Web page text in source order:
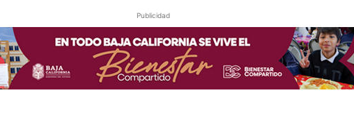
Publicidad